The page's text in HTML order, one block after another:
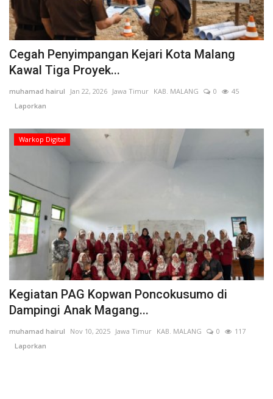
Cegah Penyimpangan Kejari Kota Malang
Kawal Tiga Proyek...
muhamad hairul Jan 22, 2026 Jawa Timur KAB. MALANG 0
45
Laporkan
Warkop Digital
Kegiatan PAG Kopwan Poncokusumo di
Dampingi Anak Magang...
muhamad hairul Nov 10, 2025 Jawa Timur KAB. MALANG 0
117
Laporkan